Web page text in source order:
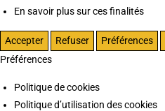
En savoir plus sur ces finalités
Accepter Refuser Préférences
Préférences
Politique de cookies
Politique d’utilisation des cookies